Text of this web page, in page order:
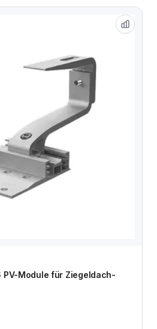
Module für Ziegeldach-